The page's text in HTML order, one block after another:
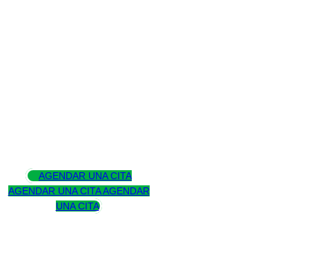
AGENDAR UNA CITA
AGENDAR UNA CITA AGENDAR
UNA CITA